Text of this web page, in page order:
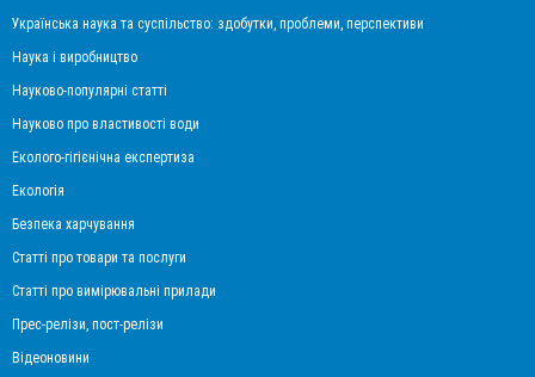
Українська наука та суспільство: здобутки, проблеми, перспективи
Наука і виробництво
Науково-популярні статті
Науково про властивості води
Еколого-гігієнічна експертиза
Екологія
Безпека харчування
Статті про товари та послуги
Статті про вимірювальні прилади
Прес-релізи, пост-релізи
Відеоновини